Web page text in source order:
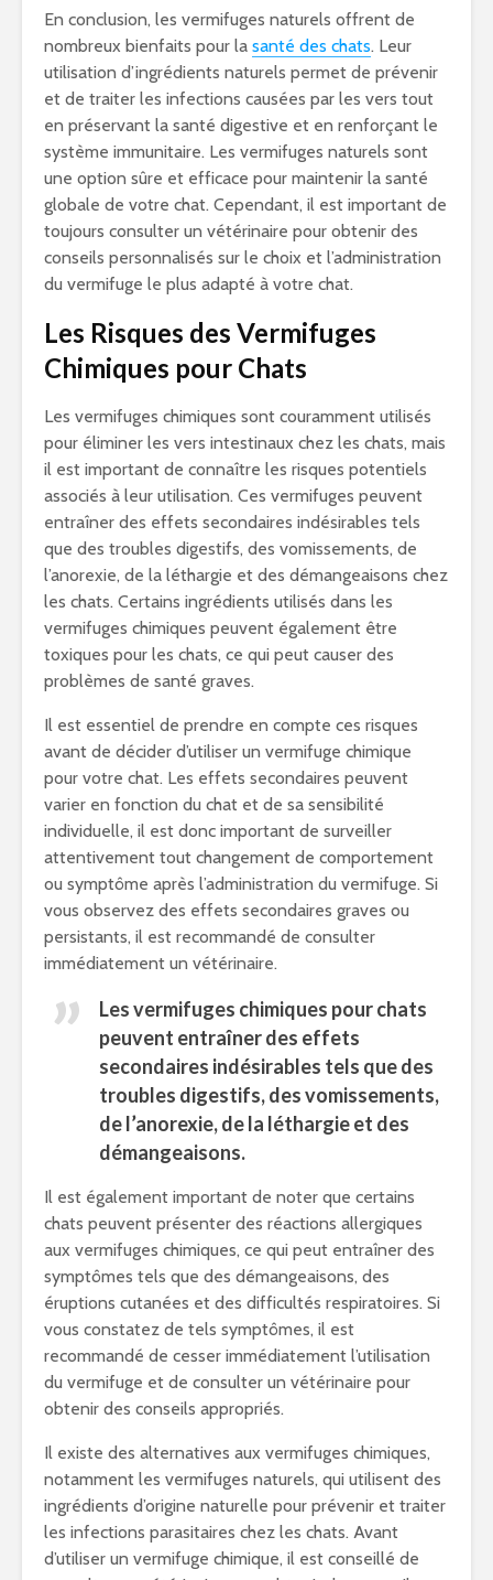
En conclusion, les vermifuges naturels offrent de
nombreux bienfaits pour la santé des chats. Leur
utilisation d’ingrédients naturels permet de prévenir
et de traiter les infections causées par les vers tout
en préservant la santé digestive et en renforçant le
système immunitaire. Les vermifuges naturels sont
une option sûre et efficace pour maintenir la santé
globale de votre chat. Cependant, il est important de
toujours consulter un vétérinaire pour obtenir des
conseils personnalisés sur le choix et l’administration
du vermifuge le plus adapté à votre chat.
Les Risques des Vermifuges
Chimiques pour Chats
Les vermifuges chimiques sont couramment utilisés
pour éliminer les vers intestinaux chez les chats, mais
il est important de connaître les risques potentiels
associés à leur utilisation. Ces vermifuges peuvent
entraîner des effets secondaires indésirables tels
que des troubles digestifs, des vomissements, de
l’anorexie, de la léthargie et des démangeaisons chez
les chats. Certains ingrédients utilisés dans les
vermifuges chimiques peuvent également être
toxiques pour les chats, ce qui peut causer des
problèmes de santé graves.
Il est essentiel de prendre en compte ces risques
avant de décider d’utiliser un vermifuge chimique
pour votre chat. Les effets secondaires peuvent
varier en fonction du chat et de sa sensibilité
individuelle, il est donc important de surveiller
attentivement tout changement de comportement
ou symptôme après l’administration du vermifuge. Si
vous observez des effets secondaires graves ou
persistants, il est recommandé de consulter
immédiatement un vétérinaire.
Les vermifuges chimiques pour chats
peuvent entraîner des effets
secondaires indésirables tels que des
troubles digestifs, des vomissements,
de l’anorexie, de la léthargie et des
démangeaisons.
Il est également important de noter que certains
chats peuvent présenter des réactions allergiques
aux vermifuges chimiques, ce qui peut entraîner des
symptômes tels que des démangeaisons, des
éruptions cutanées et des difficultés respiratoires. Si
vous constatez de tels symptômes, il est
recommandé de cesser immédiatement l’utilisation
du vermifuge et de consulter un vétérinaire pour
obtenir des conseils appropriés.
Il existe des alternatives aux vermifuges chimiques,
notamment les vermifuges naturels, qui utilisent des
ingrédients d’origine naturelle pour prévenir et traiter
les infections parasitaires chez les chats. Avant
d’utiliser un vermifuge chimique, il est conseillé de